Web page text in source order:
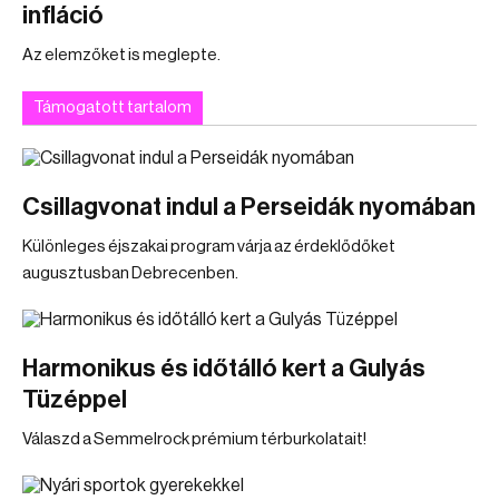
infláció
Az elemzőket is meglepte.
Támogatott tartalom
Csillagvonat indul a Perseidák nyomában
Különleges éjszakai program várja az érdeklődőket
augusztusban Debrecenben.
Harmonikus és időtálló kert a Gulyás
Tüzéppel
Válaszd a Semmelrock prémium térburkolatait!